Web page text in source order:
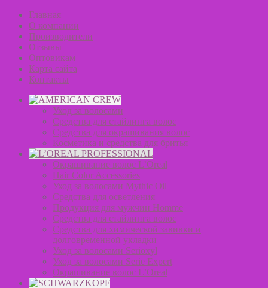
Главная
О компании
Производители
Отзывы
Оптовикам
Карта сайта
Контакты
Уход за волосами
Средства для стайлинга волос
Средства для окрашивания волос
Косметика и средства для бритья
Окрашивание волос L’Oreal
Hair Color Accessories
Уход за волосами Mythic Oil
Средства для осветления
Продукция для мужчин Homme
Средства для стайлинга волос
Средства для химической завивки и
долговременной укладки
Уход за волосами Serioxyl
Уход за волосами Serie Expert
Окрашивание волос L’Oreal